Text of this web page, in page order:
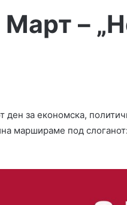
–
за економска,
маршираме под слоганот: